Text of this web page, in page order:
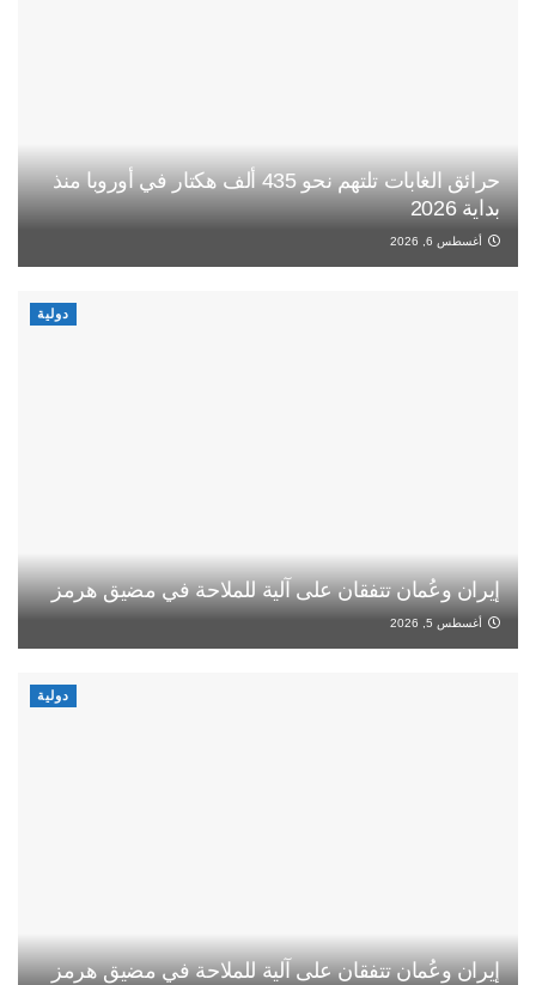
حرائق الغابات تلتهم نحو 435 ألف هكتار في أوروبا منذ
بداية 2026
أغسطس 6, 2026
دولية
إيران وعُمان تتفقان على آلية للملاحة في مضيق هرمز
أغسطس 5, 2026
دولية
إيران وعُمان تتفقان على آلية للملاحة في مضيق هرمز